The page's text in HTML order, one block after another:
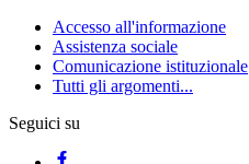
Accesso all'informazione
Assistenza sociale
Comunicazione istituzionale
Tutti gli argomenti...
Seguici su